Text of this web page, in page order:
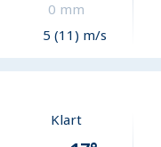
0 mm
5 (11) m/s
Klart